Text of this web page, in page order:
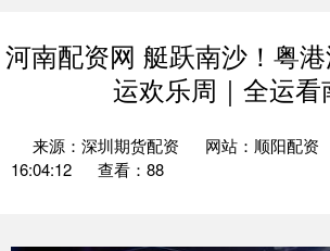
河南配资网 艇跃南沙！粤
运欢乐周｜全运看
来源：深圳期货配资 网站：顺阳配资
16:04:12
查看：88